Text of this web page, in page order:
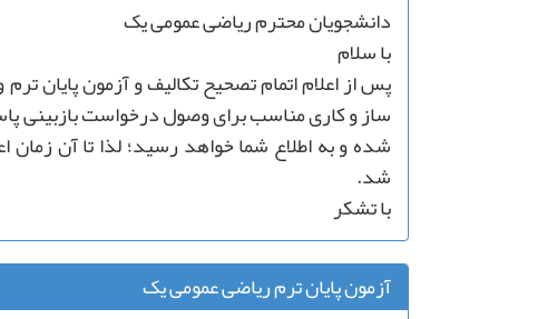
دانشجویان محترم ریاضی عمومی یک
با سلام
پس از اعلام اتمام تصحیح تکالیف و آزمون پایان
ساز و کاری مناسب برای وصول درخواست بازبینی
شده و به اطلاع شما خواهد رسید؛ لذا تا آن
شد.
با تشکر
⁨آزمون پایان ترم ریاضی عمومی یک⁩⁩